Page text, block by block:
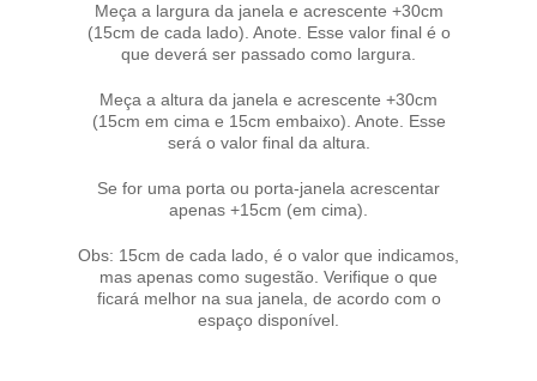
Meça a largura da janela e acrescente +30cm
(15cm de cada lado). Anote. Esse valor final é o
que deverá ser passado como largura.
Meça a altura da janela e acrescente +30cm
(15cm em cima e 15cm embaixo). Anote. Esse
será o valor final da altura.
Se for uma porta ou porta-janela acrescentar
apenas +15cm (em cima).
Obs: 15cm de cada lado, é o valor que indicamos,
mas apenas como sugestão. Verifique o que
ficará melhor na sua janela, de acordo com o
espaço disponível.